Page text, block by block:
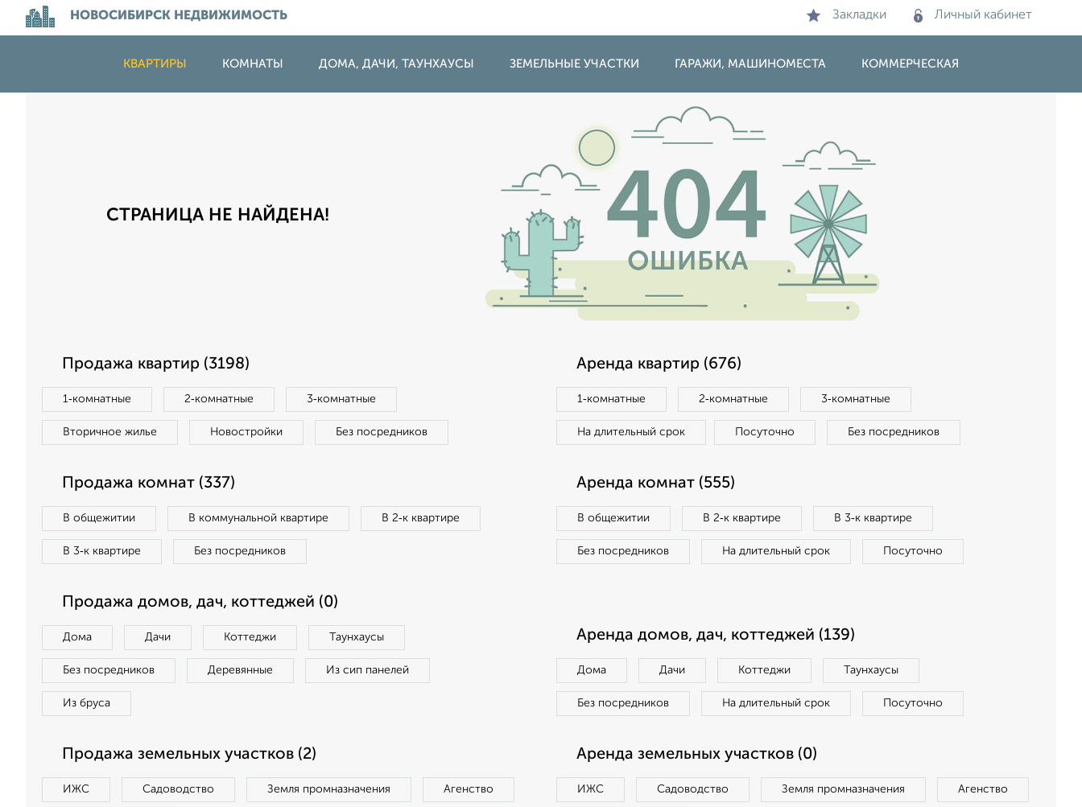
НОВОСИБИРСК НЕДВИЖИМОСТЬ Закладки Личный кабинет
КВАРТИРЫ КОМНАТЫ ДОМА, ДАЧИ, ТАУНХАУСЫ ЗЕМЕЛЬНЫЕ УЧАСТКИ ГАРАЖИ, МАШИНОМЕСТА КОММЕРЧЕСКАЯ
СТРАНИЦА НЕ НАЙДЕНА!
Продажа квартир (3198)
1‑комнатные 2‑комнатные 3‑комнатные
Вторичное жилье Новостройки Без посредников
Аренда квартир (676)
1‑комнатные 2‑комнатные 3‑комнатные
На длительный срок Посуточно Без посредников
Продажа комнат (337)
В общежитии В коммунальной квартире В 2‑к квартире
В 3‑к квартире Без посредников
Аренда комнат (555)
В общежитии В 2‑к квартире В 3‑к квартире
Без посредников На длительный срок Посуточно
Продажа домов, дач, коттеджей (0)
Дома Дачи Коттеджи Таунхаусы
Без посредников Деревянные Из сип панелей
Из бруса
Аренда домов, дач, коттеджей (139)
Дома Дачи Коттеджи Таунхаусы
Без посредников На длительный срок Посуточно
Продажа земельных участков (2)
ИЖС Садоводство Земля промназначения Агенство
Аренда земельных участков (0)
ИЖС Садоводство Земля промназначения Агенство